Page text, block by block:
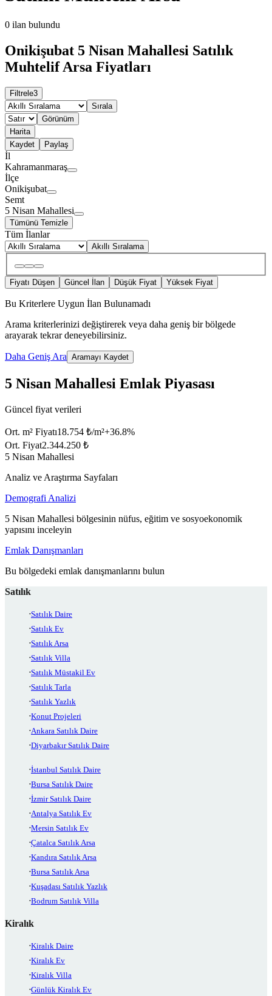
0 ilan bulundu
Onikişubat 5 Nisan Mahallesi Satılık
Muhtelif Arsa Fiyatları
Filtrele3
Sırala
Görünüm
Harita
Kaydet
Paylaş
İl
Kahramanmaraş
İlçe
Onikişubat
Semt
5 Nisan Mahallesi
Tümünü Temizle
Tüm İlanlar
Akıllı Sıralama
Fiyatı Düşen Güncel İlan Düşük Fiyat Yüksek Fiyat
Bu Kriterlere Uygun İlan Bulunamadı
Arama kriterlerinizi değiştirerek veya daha geniş bir bölgede
arayarak tekrar deneyebilirsiniz.
Daha Geniş Ara Aramayı Kaydet
5 Nisan Mahallesi Emlak Piyasası
Güncel fiyat verileri
Ort. m² Fiyatı18.754 ₺/m²+36.8%
Ort. Fiyat2.344.250 ₺
5 Nisan Mahallesi
Analiz ve Araştırma Sayfaları
Demografi Analizi
5 Nisan Mahallesi bölgesinin nüfus, eğitim ve sosyoekonomik
yapısını inceleyin
Emlak Danışmanları
Bu bölgedeki emlak danışmanlarını bulun
Satılık
Satılık Daire
Satılık Ev
Satılık Arsa
Satılık Villa
Satılık Müstakil Ev
Satılık Tarla
Satılık Yazlık
Konut Projeleri
Ankara Satılık Daire
Diyarbakır Satılık Daire
İstanbul Satılık Daire
Bursa Satılık Daire
İzmir Satılık Daire
Antalya Satılık Ev
Mersin Satılık Ev
Çatalca Satılık Arsa
Kandıra Satılık Arsa
Bursa Satılık Arsa
Kuşadası Satılık Yazlık
Bodrum Satılık Villa
Kiralık
Kiralık Daire
Kiralık Ev
Kiralık Villa
Günlük Kiralık Ev